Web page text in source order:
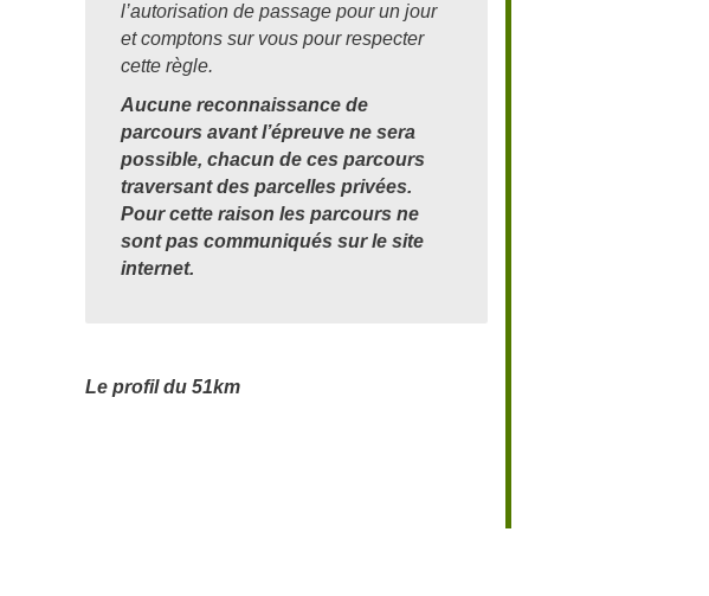
l’autorisation de passage pour un jour
et comptons sur vous pour respecter
cette règle.
Aucune reconnaissance de
parcours avant l’épreuve ne sera
possible, chacun de ces parcours
traversant des parcelles privées.
Pour cette raison les parcours ne
sont pas communiqués sur le site
internet.
Le profil du 51km